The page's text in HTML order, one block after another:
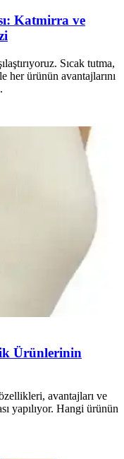
Katmirra ve
Sıcak tutma,
ürünün avantajlarını
Ürünlerinin
avantajları ve
yapılıyor. Hangi ürünün